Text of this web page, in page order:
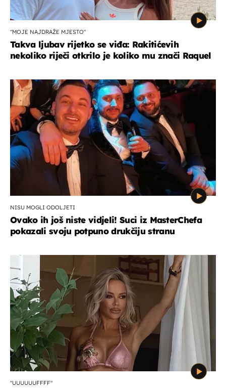
"MOJE NAJDRAŽE MJESTO"
Takva ljubav rijetko se viđa: Rakitićevih
nekoliko riječi otkrilo je koliko mu znači Raquel
NISU MOGLI ODOLJETI
Ovako ih još niste vidjeli! Suci iz MasterChefa
pokazali svoju potpuno drukčiju stranu
"UUUUUUFFFF"